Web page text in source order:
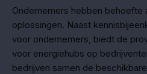
Ondernemers hebben behoefte
oplossingen. Naast
voor ondernemers, biedt de
voor energiehubs op
bedrijven samen de